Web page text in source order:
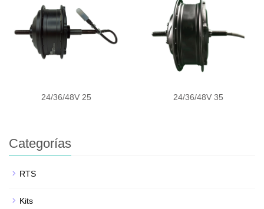
24/36/48V 25 24/36/48V 35
Categorías
RTS
Kits